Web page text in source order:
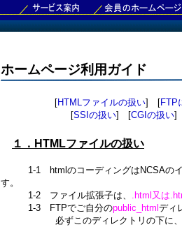
ホームページ利用ガイド
[HTMLファイルの扱い] [FTP
[SSIの扱い] [CGIの扱い]
１．HTMLファイルの扱い
1-1 htmlのコーディングはNCSAのイ
す。
1-2 ファイル拡張子は、 .html又は
1-3 FTPでご自分のpublic_html ディ
必ずこのディレクトリの下に、